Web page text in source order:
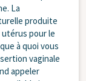
La
produite
pour le
à quoi vous
vaginale
appeler